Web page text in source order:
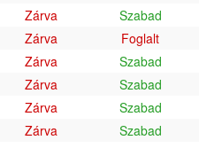
Zárva Szabad
Zárva Foglalt
Zárva Szabad
Zárva Szabad
Zárva Szabad
Zárva Szabad